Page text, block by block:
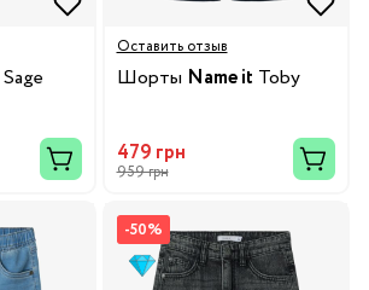
Sage
Оставить отзыв
Шорты Name it Toby
479 грн
959 грн
-50%